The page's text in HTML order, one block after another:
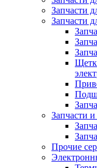
Запчасти
Запчасти
Запчасти
Прочие